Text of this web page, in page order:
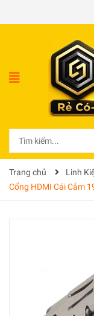
Trang chủ
Linh
Cổng HDMI Cái Cắm